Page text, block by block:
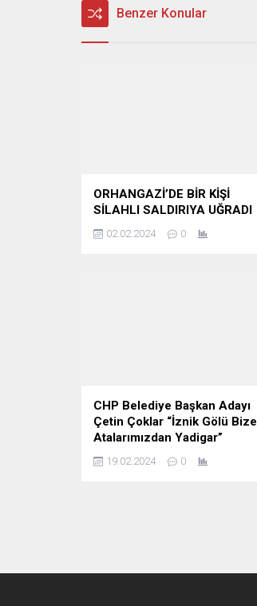
Benzer Konular
ORHANGAZİ’DE BİR KİŞİ
SİLAHLI SALDIRIYA UĞRADI
02.02.2024 0
CHP Belediye Başkan Adayı
Çetin Çoklar “İznik Gölü Bize
Atalarımızdan Yadigar”
19.02.2024 0